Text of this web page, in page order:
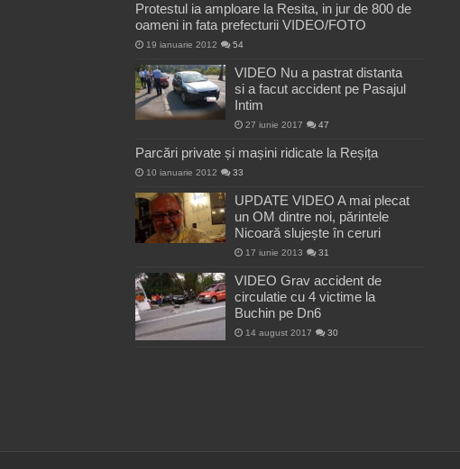
Protestul ia amploare la Resita, in jur de 800 de
oameni in fata prefecturii VIDEO/FOTO
19 ianuarie 2012 54
VIDEO Nu a pastrat distanta
si a facut accident pe Pasajul
Intim
27 iunie 2017 47
Parcări private și mașini ridicate la Reșița
10 ianuarie 2012 33
UPDATE VIDEO A mai plecat
un OM dintre noi, părintele
Nicoară slujește în ceruri
17 iunie 2013 31
VIDEO Grav accident de
circulatie cu 4 victime la
Buchin pe Dn6
14 august 2017 30